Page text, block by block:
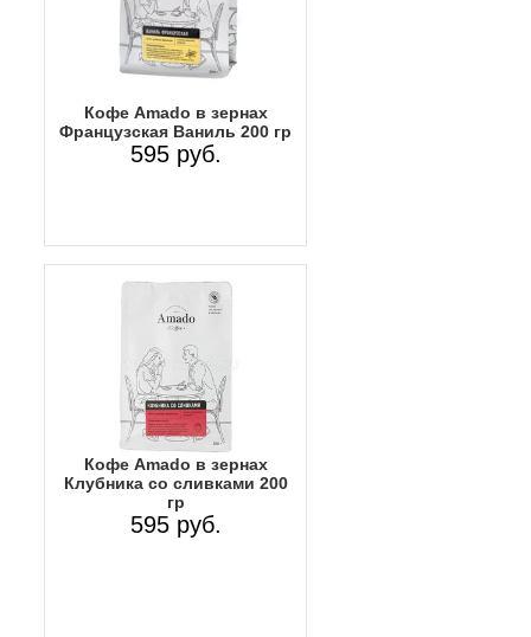
Кофе Amado в зернах
Французская Ваниль 200 гр
595 руб.
Кофе Amado в зернах
Клубника со сливками 200
гр
595 руб.